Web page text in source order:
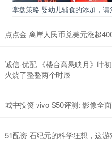
掌盘策略 婴幼儿辅食的添加，请
点点金 离岸人民币兑美元涨超
诚信-优配 《楼台高悬映月》叶
火烧了整整两个时辰
城中投资 vivo S50评测: 影像全
51配资 石纪元的科学狂想，这